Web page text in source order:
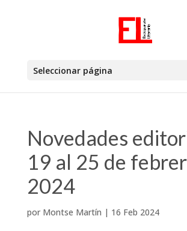
Seleccionar página
Novedades
19 al 25 de
2024
por Montse Martín | 16 Feb 2024